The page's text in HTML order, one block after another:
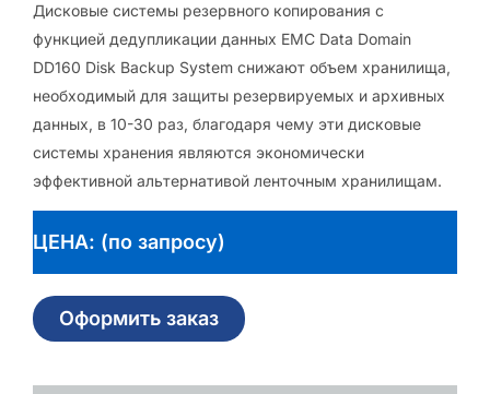
Дисковые системы резервного копирования с
функцией дедупликации данных EMC Data Domain
DD160 Disk Backup System снижают объем хранилища,
необходимый для защиты резервируемых и архивных
данных, в 10-30 раз, благодаря чему эти дисковые
системы хранения являются экономически
эффективной альтернативой ленточным хранилищам.
ЦЕНА: (по запросу)
Оформить заказ